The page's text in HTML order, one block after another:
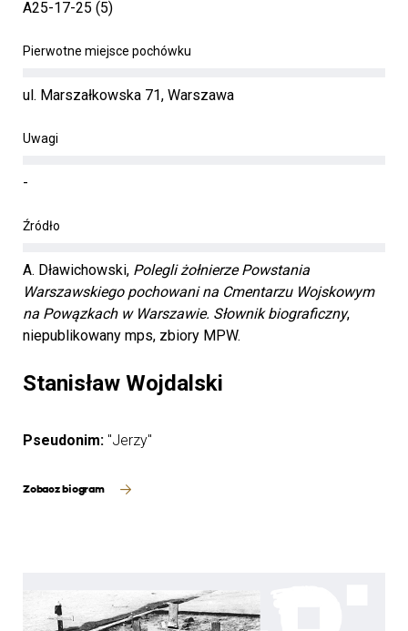
A25-17-25 (5)
Pierwotne miejsce pochówku
ul. Marszałkowska 71, Warszawa
Uwagi
-
Źródło
A. Dławichowski, Polegli żołnierze Powstania
Warszawskiego pochowani na Cmentarzu Wojskowym
na Powązkach w Warszawie. Słownik biograficzny,
niepublikowany mps, zbiory MPW.
Stanisław Wojdalski
Pseudonim: "Jerzy"
Zobacz biogram